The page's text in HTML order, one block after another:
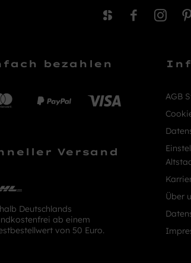
bezahlen
Versand
Deutschlands
ab einem
von 50 Euro.
AGB
Über